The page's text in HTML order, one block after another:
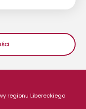
regionu Libereckiego